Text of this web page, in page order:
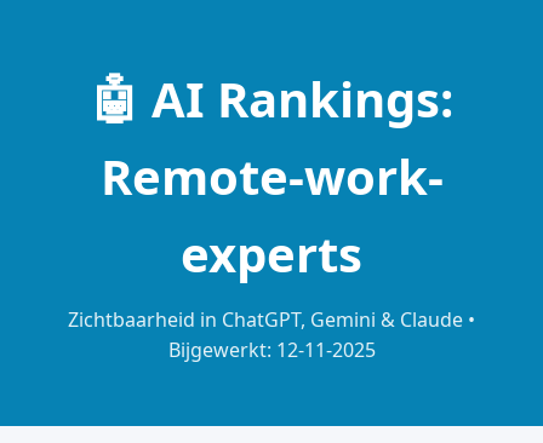
🤖 AI Rankings:
Remote-work-
experts
Zichtbaarheid in ChatGPT, Gemini & Claude •
Bijgewerkt: 12-11-2025